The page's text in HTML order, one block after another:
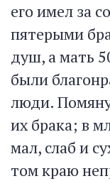
его имел за
пятерыми
душ, а мать
были
люди.
их брака; в
мал, слаб и
том краю